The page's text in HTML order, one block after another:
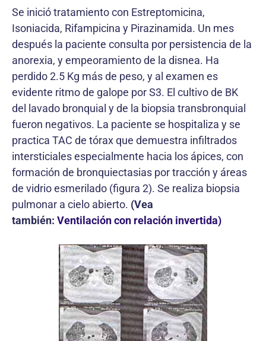
Se inició tratamiento con Estreptomicina,
Isoniacida, Rifampicina y Pirazinamida. Un mes
después la paciente consulta por persistencia de la
anorexia, y empeoramiento de la disnea. Ha
perdido 2.5 Kg más de peso, y al examen es
evidente ritmo de galope por S3. El cultivo de BK
del lavado bronquial y de la biopsia transbronquial
fueron negativos. La paciente se hospitaliza y se
practica TAC de tórax que demuestra infiltrados
intersticiales especialmente hacia los ápices, con
formación de bronquiectasias por tracción y áreas
de vidrio esmerilado (figura 2). Se realiza biopsia
pulmonar a cielo abierto. (Vea
también: Ventilación con relación invertida)